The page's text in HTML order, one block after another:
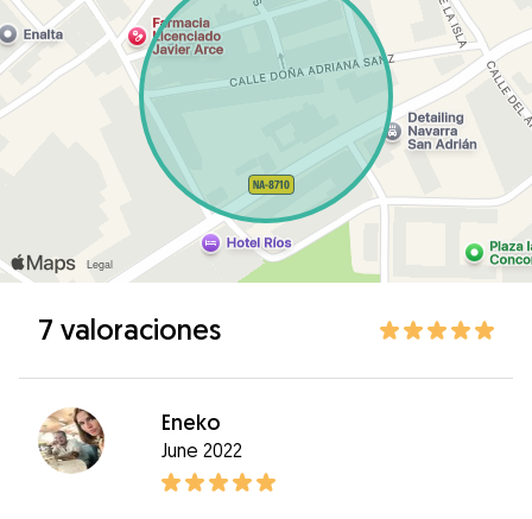
7 valoraciones
Eneko
June 2022